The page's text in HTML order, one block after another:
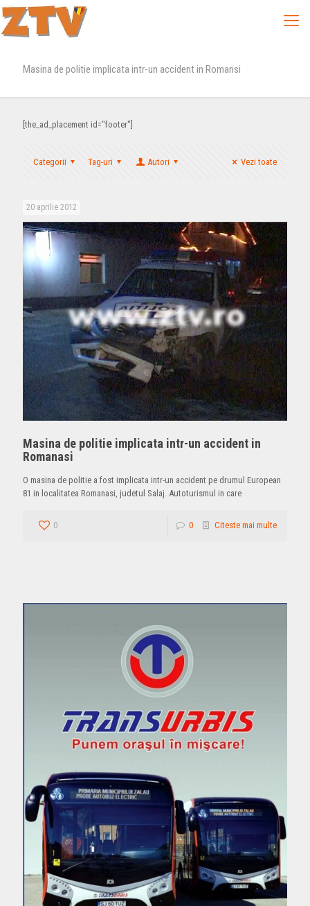
Masina de politie implicata intr-un accident in Romansi
[the_ad_placement id="footer"]
Categorii Tag-uri Autori Vezi toate
20 aprilie 2012
Masina de politie implicata intr-un accident in
Romanasi
O masina de politie a fost implicata intr-un accident pe drumul European
81 in localitatea Romanasi, judetul Salaj. Autoturismul in care
0 0 Citeste mai multe